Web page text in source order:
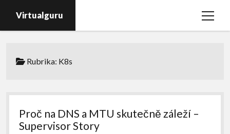
Virtualguru
open
vSphere
VCF
Rubrika: K8s
Proč na DNS a MTU skutečně záleží –
Supervisor Story